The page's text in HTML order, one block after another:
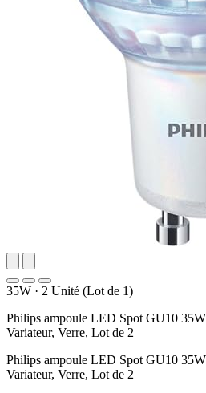
35W · 2 Unité (Lot de 1)
Philips ampoule LED Spot GU10
Variateur, Verre, Lot de 2
Philips ampoule LED Spot GU10
Variateur, Verre, Lot de 2